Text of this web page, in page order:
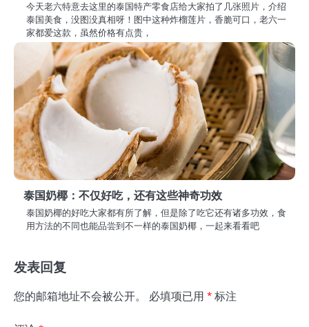
今天老六特意去这里的泰国特产零食店给大家拍了几张照片，介绍
泰国美食，没图没真相呀！图中这种炸榴莲片，香脆可口，老六一
家都爱这款，虽然价格有点贵，
泰国奶椰：不仅好吃，还有这些神奇功效
泰国奶椰的好吃大家都有所了解，但是除了吃它还有诸多功效，食
用方法的不同也能品尝到不一样的泰国奶椰，一起来看看吧
发表回复
您的邮箱地址不会被公开。 必填项已用 * 标注